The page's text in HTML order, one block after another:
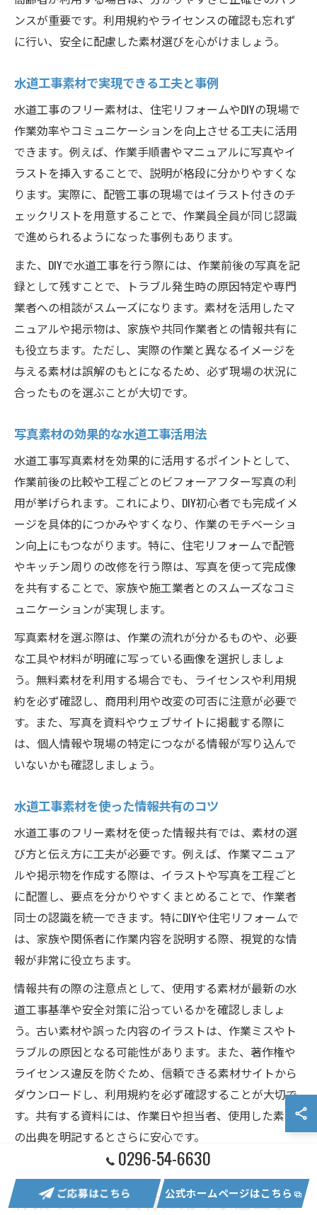
ンスが重要です。利用規約やライセンスの確認も忘れず
に行い、安全に配慮した素材選びを心がけましょう。
水道工事素材で実現できる工夫と事例
水道工事のフリー素材は、住宅リフォームやDIYの現場で
作業効率やコミュニケーションを向上させる工夫に活用
できます。例えば、作業手順書やマニュアルに写真やイ
ラストを挿入することで、説明が格段に分かりやすくな
ります。実際に、配管工事の現場ではイラスト付きのチ
ェックリストを用意することで、作業員全員が同じ認識
で進められるようになった事例もあります。
また、DIYで水道工事を行う際には、作業前後の写真を記
録として残すことで、トラブル発生時の原因特定や専門
業者への相談がスムーズになります。素材を活用したマ
ニュアルや掲示物は、家族や共同作業者との情報共有に
も役立ちます。ただし、実際の作業と異なるイメージを
与える素材は誤解のもとになるため、必ず現場の状況に
合ったものを選ぶことが大切です。
写真素材の効果的な水道工事活用法
水道工事写真素材を効果的に活用するポイントとして、
作業前後の比較や工程ごとのビフォーアフター写真の利
用が挙げられます。これにより、DIY初心者でも完成イメ
ージを具体的につかみやすくなり、作業のモチベーショ
ン向上にもつながります。特に、住宅リフォームで配管
やキッチン周りの改修を行う際は、写真を使って完成像
を共有することで、家族や施工業者とのスムーズなコミ
ュニケーションが実現します。
写真素材を選ぶ際は、作業の流れが分かるものや、必要
な工具や材料が明確に写っている画像を選択しましょ
う。無料素材を利用する場合でも、ライセンスや利用規
約を必ず確認し、商用利用や改変の可否に注意が必要で
す。また、写真を資料やウェブサイトに掲載する際に
は、個人情報や現場の特定につながる情報が写り込んで
いないかも確認しましょう。
水道工事素材を使った情報共有のコツ
水道工事のフリー素材を使った情報共有では、素材の選
び方と伝え方に工夫が必要です。例えば、作業マニュア
ルや掲示物を作成する際は、イラストや写真を工程ごと
に配置し、要点を分かりやすくまとめることで、作業者
同士の認識を統一できます。特にDIYや住宅リフォームで
は、家族や関係者に作業内容を説明する際、視覚的な情
報が非常に役立ちます。
情報共有の際の注意点として、使用する素材が最新の水
道工事基準や安全対策に沿っているかを確認しましょ
う。古い素材や誤った内容のイラストは、作業ミスやト
ラブルの原因となる可能性があります。また、著作権や
ライセンス違反を防ぐため、信頼できる素材サイトから
ダウンロードし、利用規約を必ず確認することが大切で
す。共有する資料には、作業日や担当者、使用した素材
の出典を明記するとさらに安心です。
作業イメージ共有に効く水道工事
0296-54-6630
ご応募はこちら 公式ホームページはこちら